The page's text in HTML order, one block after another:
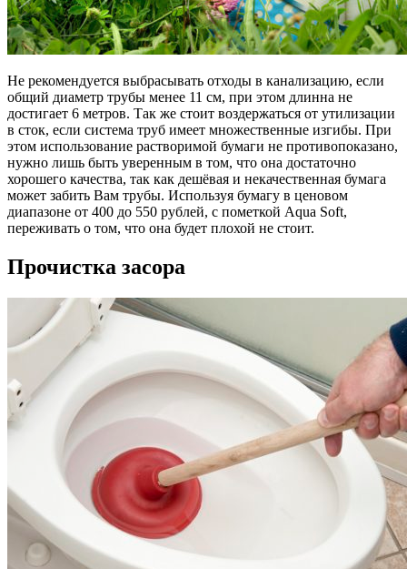
Не рекомендуется выбрасывать отходы в канализацию, если
общий диаметр трубы менее 11 см, при этом длинна не
достигает 6 метров. Так же стоит воздержаться от утилизации
в сток, если система труб имеет множественные изгибы. При
этом использование растворимой бумаги не противопоказано,
нужно лишь быть уверенным в том, что она достаточно
хорошего качества, так как дешёвая и некачественная бумага
может забить Вам трубы. Используя бумагу в ценовом
диапазоне от 400 до 550 рублей, с пометкой Aqua Soft,
переживать о том, что она будет плохой не стоит.
Прочистка засора